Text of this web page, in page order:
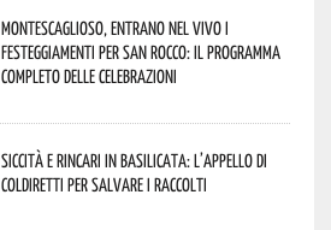
Montescaglioso, entrano nel vivo i
festeggiamenti per San Rocco: il programma
completo delle celebrazioni
Siccità e rincari in Basilicata: l’appello di
Coldiretti per salvare i raccolti